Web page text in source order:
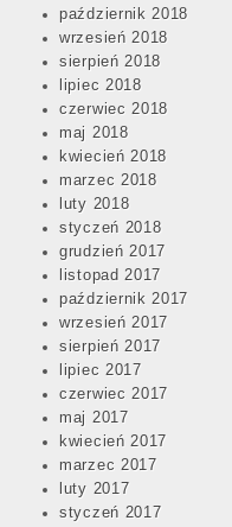
październik 2018
wrzesień 2018
sierpień 2018
lipiec 2018
czerwiec 2018
maj 2018
kwiecień 2018
marzec 2018
luty 2018
styczeń 2018
grudzień 2017
listopad 2017
październik 2017
wrzesień 2017
sierpień 2017
lipiec 2017
czerwiec 2017
maj 2017
kwiecień 2017
marzec 2017
luty 2017
styczeń 2017